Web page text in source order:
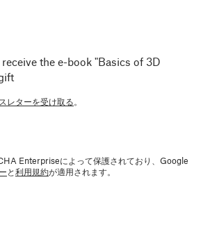
the e-book "Basics of 3D
レターを受け取る。
Enterpriseによって保護されており、Google
と利用規約が適用されます。